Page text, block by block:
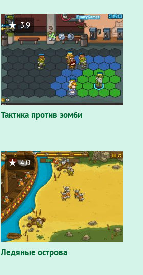
Тактика против зомби
3.9
Ледяные острова
4.0